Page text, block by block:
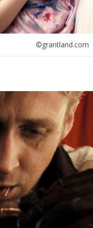
©grantland.com